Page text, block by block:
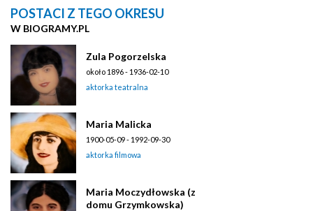
POSTACI Z TEGO OKRESU
W BIOGRAMY.PL
Zula Pogorzelska
około 1896 - 1936-02-10
aktorka teatralna
Maria Malicka
1900-05-09 - 1992-09-30
aktorka filmowa
Maria Moczydłowska (z
domu Grzymkowska)